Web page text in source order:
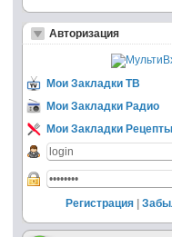
Авторизация
Мои Закладки ТВ
Мои Закладки Радио
Мои Закладки Рецепты
Регистрация